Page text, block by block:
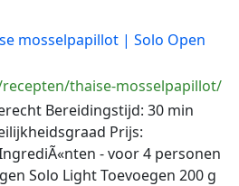
mosselpapillot | Solo Open
thaise-mosselpapillot/
Bereidingstijd: 30 min
Prijs:
- voor 4 personen
Solo Light Toevoegen 200 g